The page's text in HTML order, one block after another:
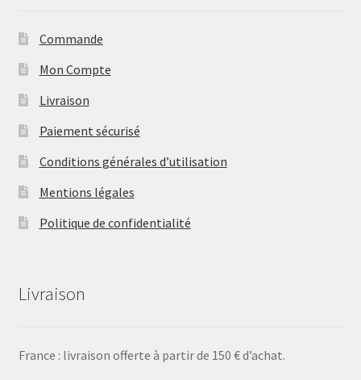
Commande
Mon Compte
Livraison
Paiement sécurisé
Conditions générales d’utilisation
Mentions légales
Politique de confidentialité
Livraison
France : livraison offerte à partir de 150 € d’achat.